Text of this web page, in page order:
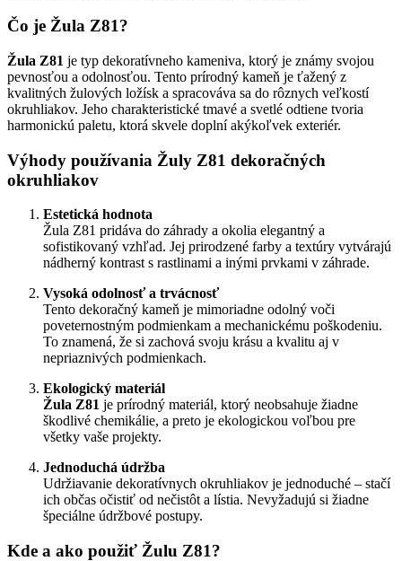
Čo je Žula Z81?
Žula Z81 je typ dekoratívneho kameniva, ktorý je známy svojou
pevnosťou a odolnosťou. Tento prírodný kameň je ťažený z
kvalitných žulových ložísk a spracováva sa do rôznych veľkostí
okruhliakov. Jeho charakteristické tmavé a svetlé odtiene tvoria
harmonickú paletu, ktorá skvele doplní akýkoľvek exteriér.
Výhody používania Žuly Z81 dekoračných
okruhliakov
Estetická hodnota
Žula Z81 pridáva do záhrady a okolia elegantný a
sofistikovaný vzhľad. Jej prirodzené farby a textúry vytvárajú
nádherný kontrast s rastlinami a inými prvkami v záhrade.
Vysoká odolnosť a trvácnosť
Tento dekoračný kameň je mimoriadne odolný voči
poveternostným podmienkam a mechanickému poškodeniu.
To znamená, že si zachová svoju krásu a kvalitu aj v
nepriaznivých podmienkach.
Ekologický materiál
Žula Z81 je prírodný materiál, ktorý neobsahuje žiadne
škodlivé chemikálie, a preto je ekologickou voľbou pre
všetky vaše projekty.
Jednoduchá údržba
Udržiavanie dekoratívnych okruhliakov je jednoduché – stačí
ich občas očistiť od nečistôt a lístia. Nevyžadujú si žiadne
špeciálne údržbové postupy.
Kde a ako použiť Žulu Z81?